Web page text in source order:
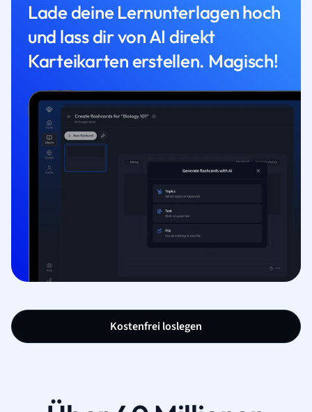
Lade deine Lernunterlagen hoch
und lass dir von AI direkt
Karteikarten erstellen. Magisch!
Kostenfrei loslegen